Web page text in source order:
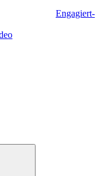
Engagiert-